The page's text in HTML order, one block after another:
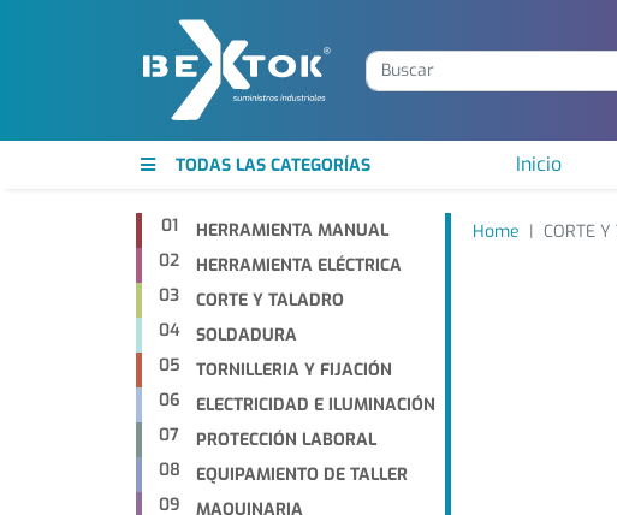
TODAS LAS CATEGORÍAS Inicio
01
HERRAMIENTA MANUAL
02
HERRAMIENTA ELÉCTRICA
03
CORTE Y TALADRO
04
SOLDADURA
05
TORNILLERIA Y FIJACIÓN
06
ELECTRICIDAD E ILUMINACIÓN
07
PROTECCIÓN LABORAL
08
EQUIPAMIENTO DE TALLER
09
MAQUINARIA
Home CORTE Y